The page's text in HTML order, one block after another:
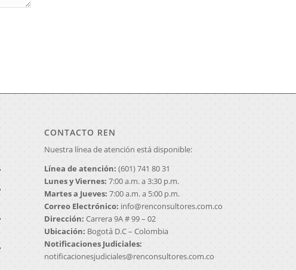
CONTACTO REN
Nuestra línea de atención está disponible:
Línea de atención:(601) 741 80 31
Lunes y Viernes:7:00 a.m. a 3:30 p.m.
Martes a Jueves:7:00 a.m. a 5:00 p.m.
Correo Electrónico: info@renconsultores.com.co
Dirección:Carrera 9A # 99 – 02
Ubicación: Bogotá D.C – Colombia
Notificaciones Judiciales:
notificacionesjudiciales@renconsultores.com.co